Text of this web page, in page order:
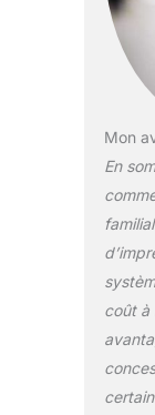
Mon
En
coût à